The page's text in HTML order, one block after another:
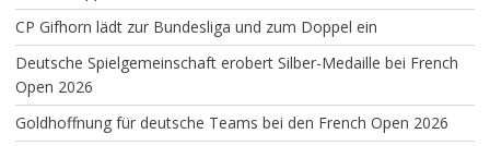
CP Gifhorn lädt zur Bundesliga und zum Doppel ein
Deutsche Spielgemeinschaft erobert Silber-Medaille bei French
Open 2026
Goldhoffnung für deutsche Teams bei den French Open 2026